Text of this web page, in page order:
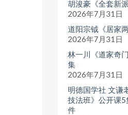
胡浚豪《全套新
2026年7月31日
道阳宗钺《居家
2026年7月31日
林一川《道家奇
集
2026年7月31日
明德国学社 文谦
技法班》公开课
件